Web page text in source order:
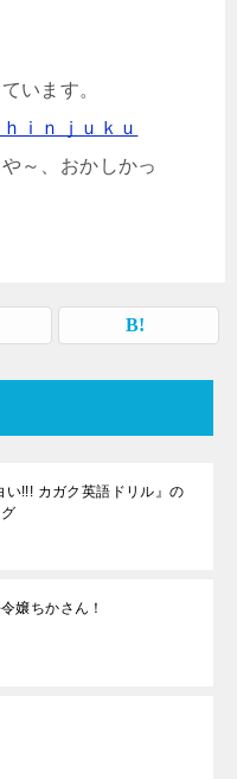
います。
ｉｎｊｕｋｕ
～、おかしかっ
い!!! カガク英語ドリル』の
嬢ちかさん！